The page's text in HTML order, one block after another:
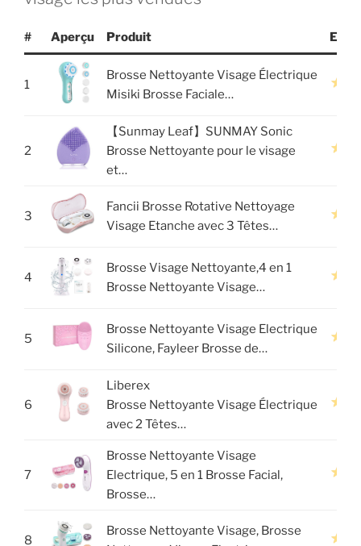
# Aperçu Produit
1
Brosse Nettoyante Visage Électrique
Misiki Brosse Faciale…
2
【Sunmay Leaf】SUNMAY Sonic
Brosse Nettoyante pour le visage
et…
3
Fancii Brosse Rotative Nettoyage
Visage Etanche avec 3 Têtes…
4
Brosse Visage Nettoyante,4 en 1
Brosse Nettoyante Visage…
5
Brosse Nettoyante Visage Electrique
Silicone, Fayleer Brosse de…
6
Liberex
Brosse Nettoyante Visage Électrique
avec 2 Têtes…
7
Brosse Nettoyante Visage
Electrique, 5 en 1 Brosse Facial,
Brosse…
8
Brosse Nettoyante Visage, Brosse